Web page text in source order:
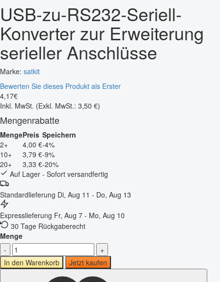
USB-zu-RS232-Seriell-
Konverter zur Erweiterung
serieller Anschlüsse
Marke: satkit
Bewerten Sie dieses Produkt als Erster
4,17€
Inkl. MwSt. (Exkl. MwSt.: 3,50 €)
Mengenrabatte
MengePreis Speichern
2+
4,00 €-4%
10+
3,79 €-9%
20+
3,33 €-20%
Auf Lager - Sofort versandfertig
Standardlieferung Di, Aug 11 - Do, Aug 13
Expresslieferung Fr, Aug 7 - Mo, Aug 10
30 Tage Rückgaberecht
Menge
-
+
In den Warenkorb
Jetzt kaufen